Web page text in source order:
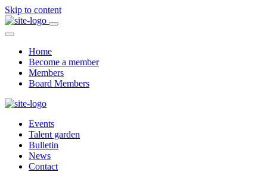
Skip to content
Home
Become a member
Members
Board Members
Events
Talent garden
Bulletin
News
Contact